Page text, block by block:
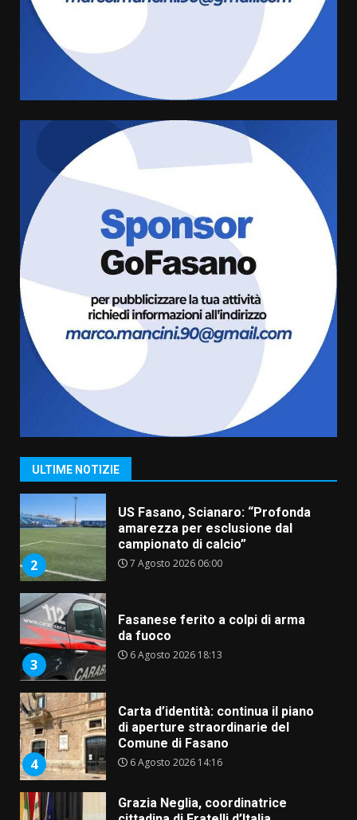
ULTIME NOTIZIE
4 6 Agosto 2026 14:16
Grazia Neglia, coordinatrice
cittadina di Fratelli d’Italia,
pronta a tornare in Consiglio
comunale
6
Cura dei beni comuni e
cittadinanza attiva: online
condivisa della Villetta di
Laureto
6 Agosto 2026 06:20
La magia del Minareto e la prima
assoluta de “L’Albergo
Belvedere. Il rapimento”
6 Agosto 2026 06:15
“I Contestatori: Musica di
Rivoluzione”: nuovo
appuntamento con “Fasano in
2
US Fasano, Scianaro: “Profonda
amarezza per esclusione dal
campionato di calcio”
7 Agosto 2026 06:00
3
Fasanese ferito a colpi di arma
4
Carta d’identità: continua il piano
6 Agosto 2026 14:16
5
Grazia Neglia, coordinatrice
cittadina di Fratelli d’Italia,
6 Agosto 2026 08:00